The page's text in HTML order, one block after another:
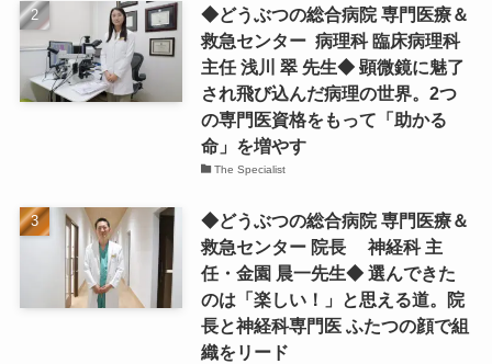
◆どうぶつの総合病院 専門医療＆
救急センター 病理科 臨床病理科
主任 浅川 翠 先生◆ 顕微鏡に魅了
され飛び込んだ病理の世界。2つ
の専門医資格をもって「助かる
命」を増やす
The Specialist
◆どうぶつの総合病院 専門医療＆
救急センター 院長 神経科 主
任・金園 晨一先生◆ 選んできた
のは「楽しい！」と思える道。院
長と神経科専門医 ふたつの顔で組
織をリード